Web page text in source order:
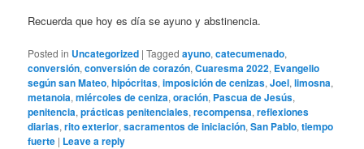
Recuerda que hoy es día se ayuno y abstinencia.
Posted in Uncategorized |Tagged ayuno,catecumenado,
conversión,conversión de corazón,Cuaresma 2022, Evangelio
según san Mateo,hipócritas,imposición de cenizas,Joel,limosna,
metanoia,miércoles de ceniza,oración, Pascua de Jesús,
penitencia,prácticas penitenciales,recompensa,reflexiones
diarias,rito exterior,sacramentos de iniciación,San Pablo,tiempo
fuerte | Leave a reply